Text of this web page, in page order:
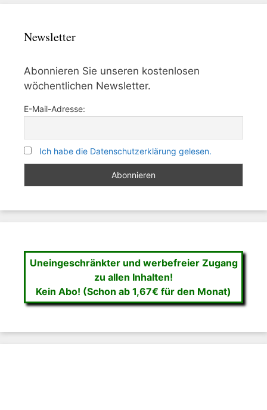
Newsletter
Abonnieren Sie unseren kostenlosen
wöchentlichen Newsletter.
E-Mail-Adresse:
Ich habe die Datenschutzerklärung gelesen.
Uneingeschränkter und werbefreier Zugang
zu allen Inhalten!
Kein Abo! (Schon ab 1,67€ für den Monat)